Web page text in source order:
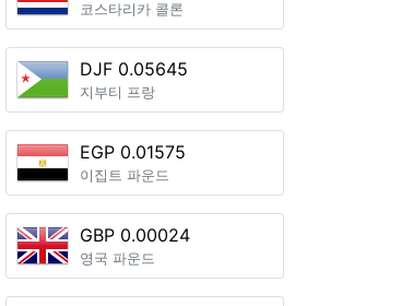
코스타리카 콜론
DJF 0.05645
지부티 프랑
EGP 0.01575
이집트 파운드
GBP 0.00024
영국 파운드